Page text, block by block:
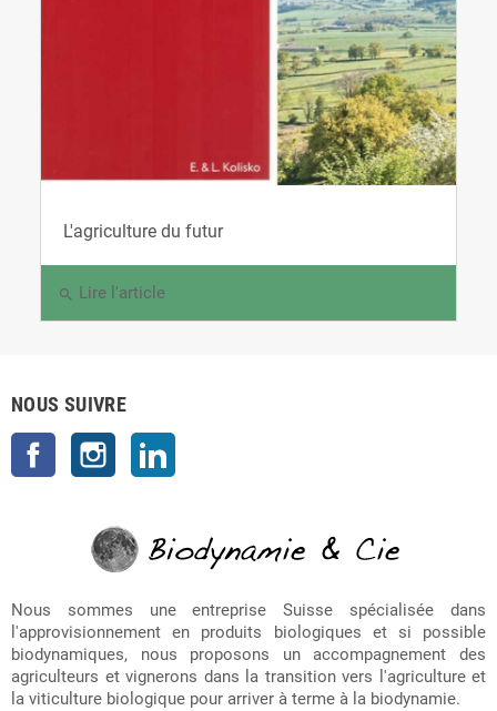
L'agriculture du futur
search Lire l'article
NOUS SUIVRE
Facebook Instagram
Nous sommes une entreprise Suisse spécialisée dans
l'approvisionnement en produits biologiques et si possible
biodynamiques, nous proposons un accompagnement des
agriculteurs et vignerons dans la transition vers l'agriculture et
la viticulture biologique pour arriver à terme à la biodynamie.